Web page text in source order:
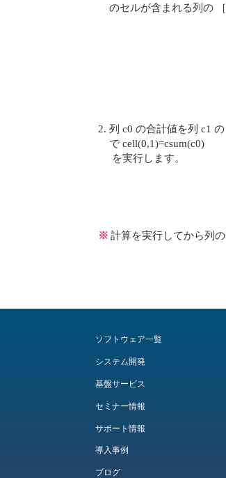
のセルが含まれる列の
列 c0 の合計値を列 c1
で cell(0,1)=csum(c0)
を実行します。
※ 計算を実行してから列
ソフトウェア一覧
システム開発
基盤サービス
セミナー情報
サポート情報
導入事例
ブログ